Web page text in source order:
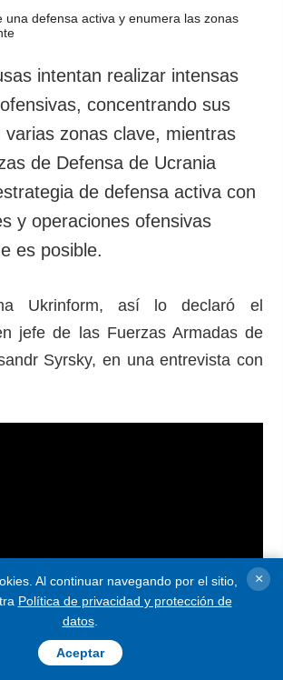
intentan realizar intensas
concentrando sus
varias zonas clave, mientras
de Defensa de Ucrania
de defensa activa con
y operaciones ofensivas
es posible.
Ukrinform, así lo declaró el
jefe de las Fuerzas Armadas de
Syrsky, en una entrevista con
Al continuar navegando por el sitio,
Política de privacidad y protección de
datos.
Aceptar
×